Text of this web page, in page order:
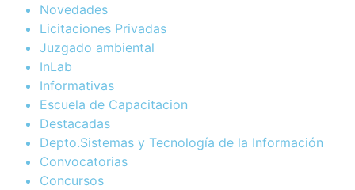
Novedades
Licitaciones Privadas
Juzgado ambiental
InLab
Informativas
Escuela de Capacitacion
Destacadas
Depto.Sistemas y Tecnología de la Información
Convocatorias
Concursos